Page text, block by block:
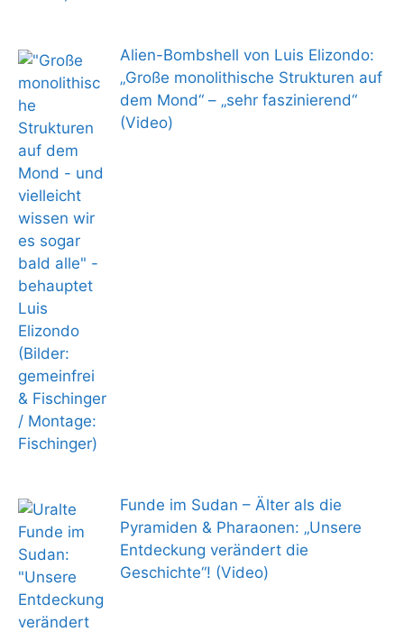
Alien-Bombshell von Luis Elizondo:
„Große monolithische Strukturen auf
dem Mond“ – „sehr faszinierend“
(Video)
Funde im Sudan – Älter als die
Pyramiden & Pharaonen: „Unsere
Entdeckung verändert die
Geschichte“! (Video)